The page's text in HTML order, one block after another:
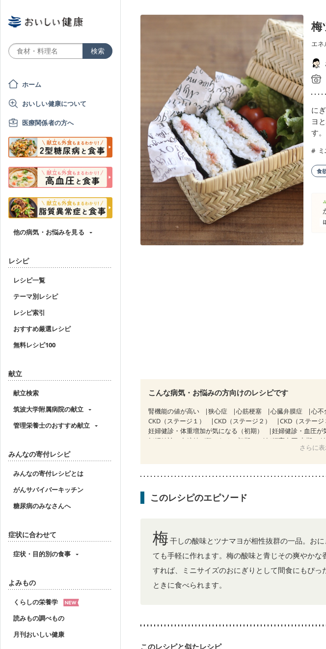
ホーム
おいしい健康について
医療関係者の方へ
他の病気・お悩みを見る
レシピ
レシピ一覧
テーマ別レシピ
レシピ索引
おすすめ厳選レシピ
無料レシピ100
献立
献立検索
筑波大学附属病院の献立
管理栄養士のおすすめ献立
みんなの寄付レシピ
みんなの寄付レシピとは
がんサバイバーキッチン
糖尿病のみなさんへ
症状に合わせて
症状・目的別の食事
よみもの
くらしの栄養学
読みもの調べもの
月刊おいしい健康
梅
エネ
に
ヨ
す。
食
こんな病気・お悩みの方向けのレシピです
腎機能の値が高い 狭心症 心筋梗塞 心臓弁膜症 心不
CKD（ステージ１）
CKD（ステージ２） CKD（ステージ
妊婦健診・体重増加が気になる（初期）
妊婦健診・血圧が
妊婦健診・血糖値が気になる（初期）
妊娠高血圧(中期)
さらに
このレシピのエピソード
梅 干しの酸味とツナマヨが相性抜群の一品。お
ても手軽に作れます。梅の酸味と青じその爽やか
すれば、ミニサイズのおにぎりとして間食にもぴ
ときに食べられます。
このレシピと似たレシピ